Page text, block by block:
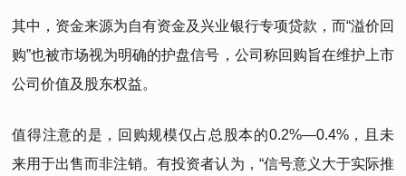
其中，资金来源为自有资金及兴业银行专项贷款，而“溢价回
购”也被市场视为明确的护盘信号，公司称回购旨在维护上市
公司价值及股东权益。
值得注意的是，回购规模仅占总股本的0.2%—0.4%，且未
来用于出售而非注销。有投资者认为，“信号意义大于实际推